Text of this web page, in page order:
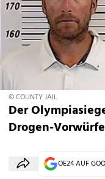
© COUNTY JAIL
Der
Drogen-Vorwürfe
OE24 AUF